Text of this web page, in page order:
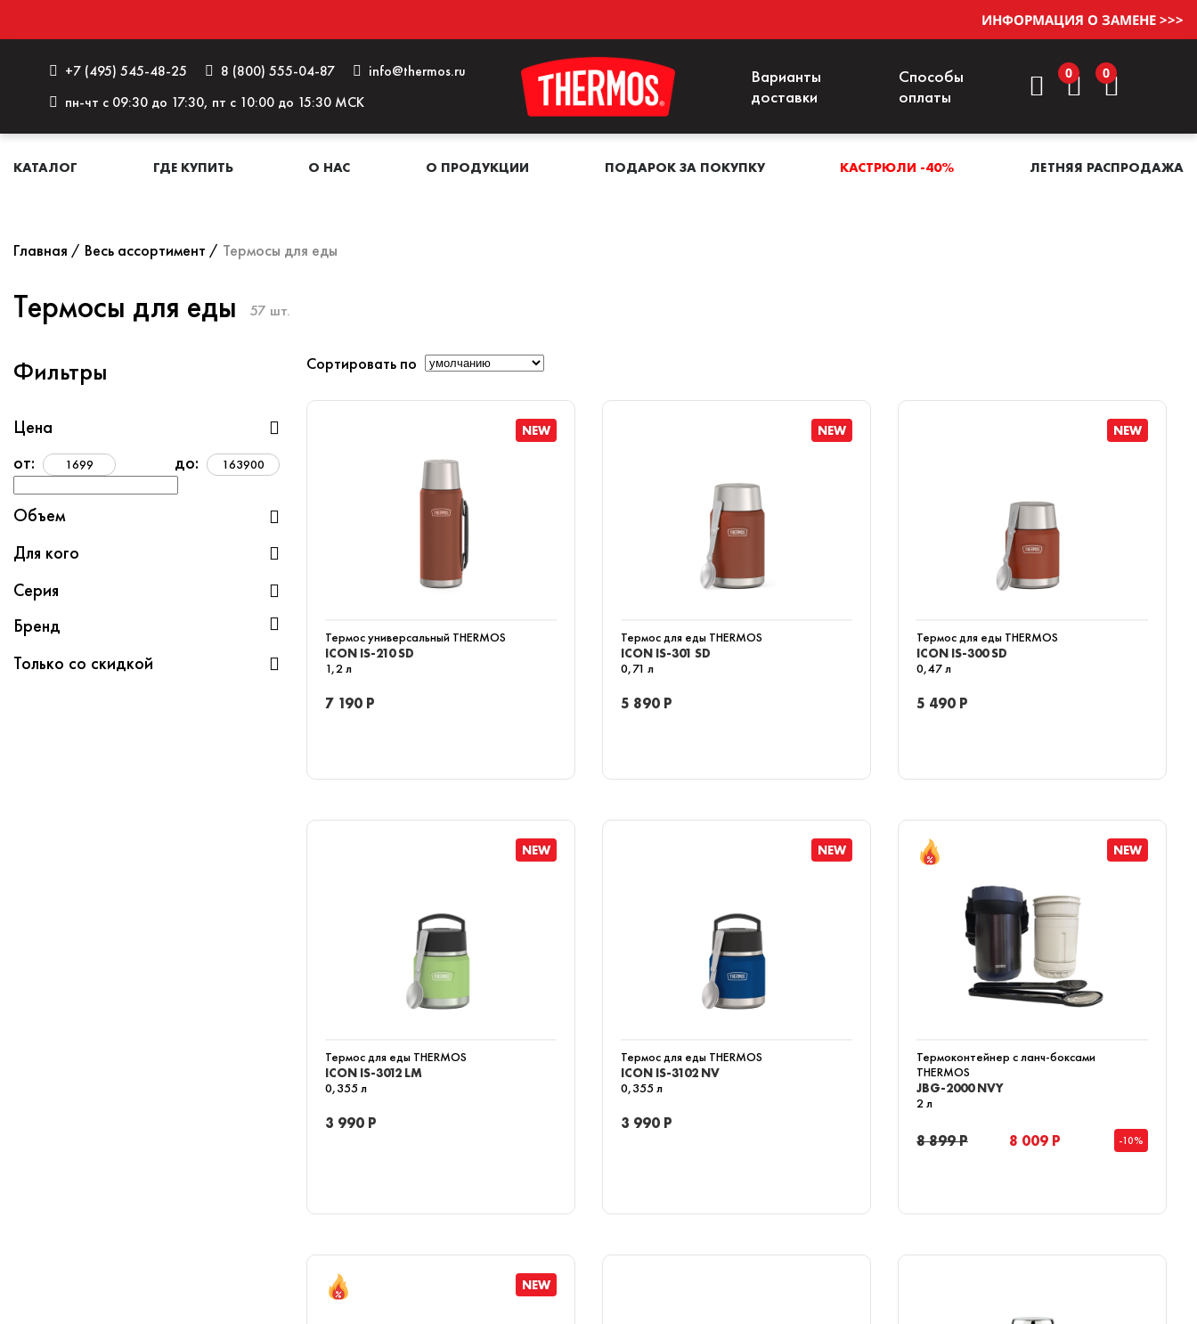
ИНФОРМАЦИЯ О ЗАМЕНЕ >>>
+7 (495) 545-48-25 8 (800) 555-04-87
info@thermos.ru
пн-чт с 09:30 до 17:30, пт с 10:00 до 15:30 МСК
Варианты
доставки
Способы
оплаты
0 0
КАТАЛОГ ГДЕ КУПИТЬ О НАС О ПРОДУКЦИИ ПОДАРОК ЗА ПОКУПКУ КАСТРЮЛИ -40% ЛЕТНЯЯ РАСПРОДАЖА
Главная Весь ассортимент Термосы для еды
Термосы для еды 57 шт.
Фильтры
Цена
от:
до:
Объем
Для кого
Серия
Бренд
Только со скидкой
Сортировать по
NEW
Термос универсальный THERMOS
ICON IS-210 SD
1,2 л
7 190 Р
NEW
Термос для еды THERMOS
ICON IS-301 SD
0,71 л
5 890 Р
NEW
Термос для еды THERMOS
ICON IS-300 SD
0,47 л
5 490 Р
NEW
Термос для еды THERMOS
ICON IS-3012 LM
0,355 л
3 990 Р
NEW
Термос для еды THERMOS
ICON IS-3102 NV
0,355 л
3 990 Р
NEW
Термоконтейнер с ланч-боксами
THERMOS
JBG-2000 NVY
2 л
8 899 Р 8 009 Р -10%
NEW